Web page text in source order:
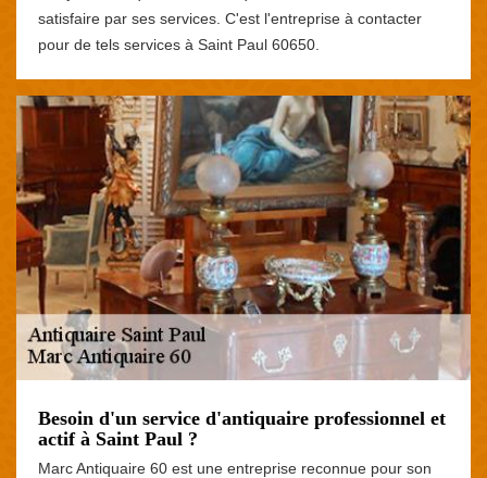
satisfaire par ses services. C'est l'entreprise à contacter
pour de tels services à Saint Paul 60650.
Besoin d'un service d'antiquaire professionnel et
actif à Saint Paul ?
Marc Antiquaire 60 est une entreprise reconnue pour son